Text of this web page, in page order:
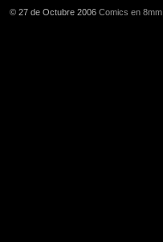
© 27 de Octubre 2006 Comics en 8mm